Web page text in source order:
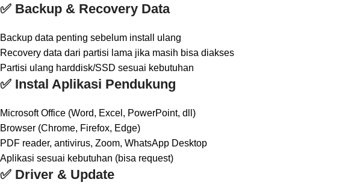
✅ Backup & Recovery Data
Backup data penting sebelum install ulang
Recovery data dari partisi lama jika masih bisa diakses
Partisi ulang harddisk/SSD sesuai kebutuhan
✅ Instal Aplikasi Pendukung
Microsoft Office (Word, Excel, PowerPoint, dll)
Browser (Chrome, Firefox, Edge)
PDF reader, antivirus, Zoom, WhatsApp Desktop
Aplikasi sesuai kebutuhan (bisa request)
✅ Driver & Update